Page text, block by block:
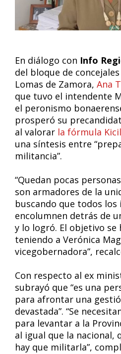
En diálogo con Info
del bloque de
Lomas de Zamora, Ana
que tuvo el intendente
el peronismo
prosperó su
al valorar la fórmula
una síntesis entre
militancia”.
“Quedan pocas
son armadores de la
buscando que todos los
encolumnen detrás de
y lo logró. El objetivo se
teniendo a Verónica
vicegobernadora”,
Con respecto al ex
subrayó que “es una
para afrontar una
devastada”. “Se
para levantar a la
al igual que la nacional,
hay que militarla”,